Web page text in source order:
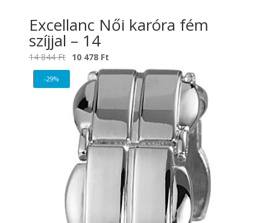
Excellanc Női karóra fém
szíjjal – 14
14 844Ft Original
price
was:
14
844 Ft.
10 478 Ft
price
478 Ft.
-29%